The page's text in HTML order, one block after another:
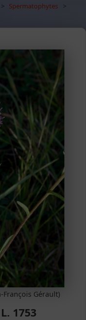
> Spermatophytes
>
François Gérault)
L. 1753